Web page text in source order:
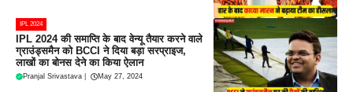
IPL 2024
IPL 2024 की समाप्ति के बाद वेन्यू तैयार करने वाले
ग्राउंड्समैन को BCCI ने दिया बड़ा सरप्राइज,
लाखों का बोनस देने का किया ऐलान
Pranjal Srivastava May 27, 2024